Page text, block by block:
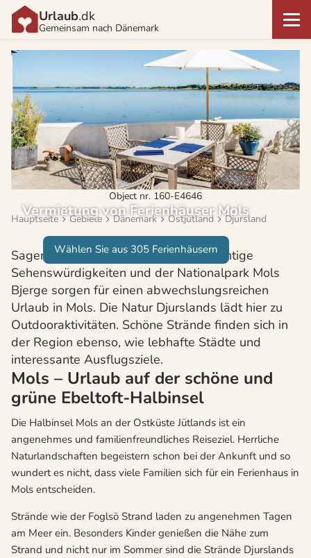
Urlaub.dk
Gemeinsam nach Dänemark
Object nr. 160-E4646
Vermietung von Ferienhäuser Mols
Wählen Sie aus 305 Ferienhäusern
Hauptseite Gebiete Dänemark Ostjütland Djursland
Sagenumwobene Orte, geschichtsträchtige
Sehenswürdigkeiten und der Nationalpark Mols
Bjerge sorgen für einen abwechslungsreichen
Urlaub in Mols. Die Natur Djurslands lädt hier zu
Outdooraktivitäten. Schöne Strände finden sich in
der Region ebenso, wie lebhafte Städte und
interessante Ausflugsziele.
Mols – Urlaub auf der schöne und
grüne Ebeltoft-Halbinsel
Die Halbinsel Mols an der Ostküste Jütlands ist ein
angenehmes und familienfreundliches Reiseziel. Herrliche
Naturlandschaften begeistern schon bei der Ankunft und so
wundert es nicht, dass viele Familien sich für ein Ferienhaus in
Mols entscheiden.
Strände wie der Foglsö Strand laden zu angenehmen Tagen
am Meer ein. Besonders Kinder genießen die Nähe zum
Strand und nicht nur im Sommer sind die Strände Djurslands